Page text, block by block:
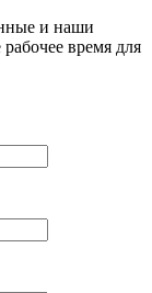
и наши
время для